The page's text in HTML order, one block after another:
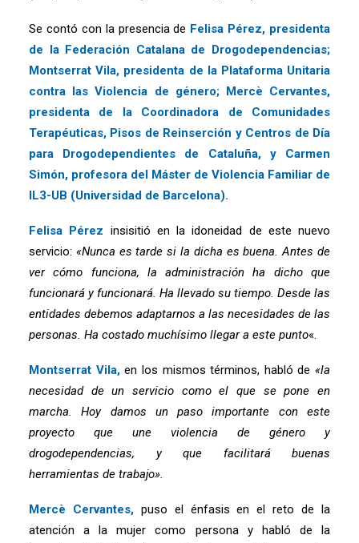
Se contó con la presencia de Felisa Pérez, presidenta
de la Federación Catalana de Drogodependencias;
Montserrat Vila, presidenta de la Plataforma Unitaria
contra las Violencia de género; Mercè Cervantes,
presidenta de la Coordinadora de Comunidades
Terapéuticas, Pisos de Reinserción y Centros de Día
para Drogodependientes de Cataluña, y Carmen
Simón, profesora del Máster de Violencia Familiar de
IL3-UB (Universidad de Barcelona).
Felisa Pérez insisitió en la idoneidad de este nuevo
servicio: «Nunca es tarde si la dicha es buena. Antes de
ver cómo funciona, la administración ha dicho que
funcionará y funcionará. Ha llevado su tiempo. Desde las
entidades debemos adaptarnos a las necesidades de las
personas. Ha costado muchísimo llegar a este punto«.
Montserrat Vila,en los mismos términos, habló de «la
necesidad de un servicio como el que se pone en
marcha. Hoy damos un paso importante con este
proyecto que une violencia de género y
drogodependencias, y que facilitará buenas
herramientas de trabajo».
Mercè Cervantes,puso el énfasis en el reto de la
atención a la mujer como persona y habló de la